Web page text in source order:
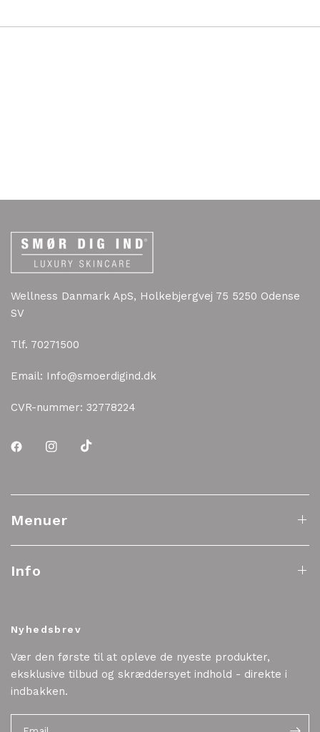
Wellness Danmark ApS, Holkebjergvej 75 5250 Odense
SV
Tlf. 70271500
Email: Info@smoerdigind.dk
CVR-nummer: 32778224
Menuer
Info
Nyhedsbrev
Vær den første til at opleve de nyeste produkter,
eksklusive tilbud og skræddersyet indhold - direkte i
indbakken.